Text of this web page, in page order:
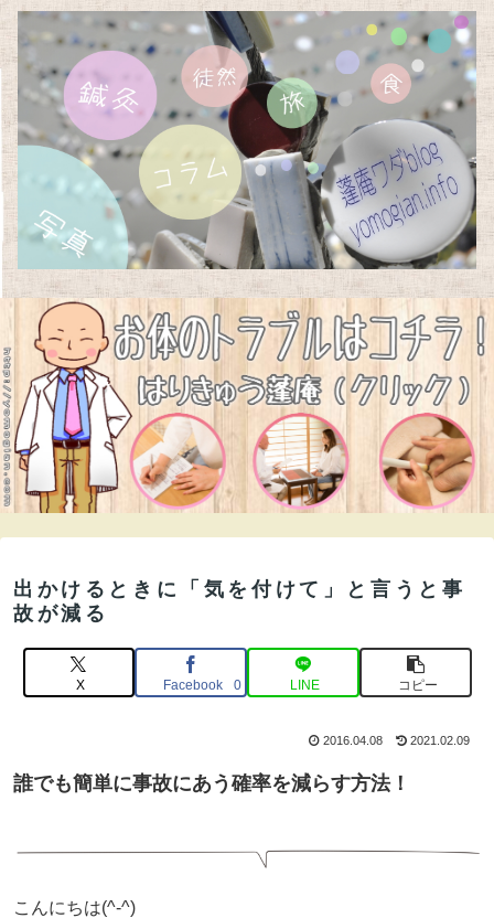
出かけるときに「気を付けて」と言うと事
故が減る
X Facebook 0 LINE コピー
2016.04.08 2021.02.09
誰でも簡単に事故にあう確率を減らす方法！
こんにちは(^-^)